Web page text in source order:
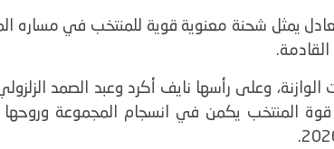
يمثل شحنة معنوية قوية للمنتخب في مساره
وعلى رأسها نايف أكرد وعبد الصمد
قوة المنتخب يكمن في انسجام المجموعة وروحها